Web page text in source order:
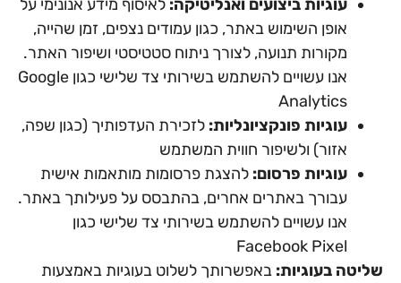
עוגיות ביצועים ואנליטיקה: לאיסוף מידע אנונימי על
אופן השימוש באתר, כגון עמודים נצפים, זמן שהייה,
מקורות תנועה, לצורך ניתוח סטטיסטי ושיפור האתר.
אנו עשויים להשתמש בשירותי צד שלישי כגון Google
Analytics
עוגיות פונקציונליות: לזכירת העדפותיך (כגון שפה,
אזור) ולשיפור חווית המשתמש
עוגיות פרסום: להצגת פרסומות מותאמות אישית
עבורך באתרים אחרים, בהתבסס על פעילותך באתר.
אנו עשויים להשתמש בשירותי צד שלישי כגון
Facebook Pixel
שליטה בעוגיות: באפשרותך לשלוט בעוגיות באמצעות